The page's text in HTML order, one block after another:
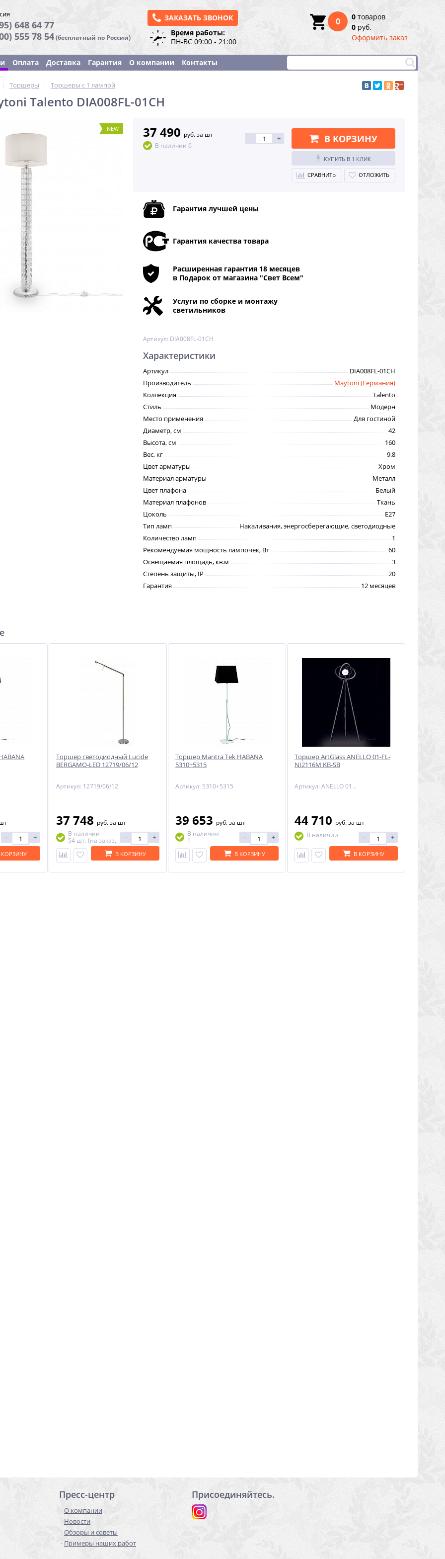
648 64 77
555 78 54(бесплатный по России)
ЗАКАЗАТЬ ЗВОНОК
Время работы:
ПН-ВС 09:00 - 21:00
0 0 товаров
0 руб.
Оформить заказ
Оплата Доставка Гарантия О компании Контакты
| Торшеры | Торшеры с 1 лампой
Talento DIA008FL-01CH
NEW 37 490 руб. за шт
В наличии 6
- + В КОРЗИНУ
КУПИТЬ В 1 КЛИК
СРАВНИТЬ ОТЛОЖИТЬ
Гарантия лучшей цены
Гарантия качества товара
Расширенная гарантия 18 месяцев
в Подарок от магазина "Свет Всем"
Услуги по сборке и монтажу
светильников
Артикул: DIA008FL-01CH
Характеристики
Артикул
DIA008FL-01CH
Производитель
Maytoni (Германия)
Коллекция
Talento
Стиль
Модерн
Место применения
Для гостиной
Диаметр, см
42
Высота, см
160
Вес, кг
9.8
Цвет арматуры
Хром
Материал арматуры
Металл
Цвет плафона
Белый
Материал плафонов
Ткань
Цоколь
E27
Тип ламп
Накаливания, энергосберегающие, светодиодные
Количество ламп
1
Рекомендуемая мощность лампочек, Вт
60
Освещаемая площадь, кв.м
3
Степень защиты, IP
20
Гарантия
12 месяцев
- +
КОРЗИНУ
Торшер светодиодный Lucide
BERGAMO-LED 12719/06/12
Артикул: 12719/06/12
37 748 руб.за шт
В наличии
54 шт. (на заказ,
склад Бельгия)
- +
В КОРЗИНУ
Торшер Mantra Tek HABANA
5310+5315
Артикул: 5310+5315
39 653 руб.за шт
В наличии
1
- +
В КОРЗИНУ
Торшер ArtGlass ANELLO 01-FL-
NI2116M KB-SB
Артикул: ANELLO 01-FL-NI2116M KB-SB
44 710 руб.за шт
В наличии
- +
В КОРЗИНУ
Пресс-центр
О компании
Новости
Обзоры и советы
Примеры наших работ
Присоединяйтесь.